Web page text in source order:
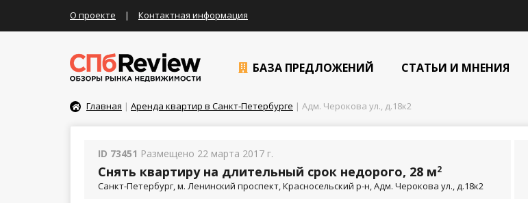
О проекте | Контактная информация
БАЗА ПРЕДЛОЖЕНИЙ СТАТЬИ И МНЕНИЯ
Главная | Аренда квартир в Санкт-Петербурге | Адм. Черокова ул., д.18к2
ID 73451 Размещено 22 марта 2017 г.
Снять квартиру на длительный срок недорого, 28 м2
Санкт-Петербург, м. Ленинский проспект, Красносельский р-н, Адм. Черокова ул., д.18к2